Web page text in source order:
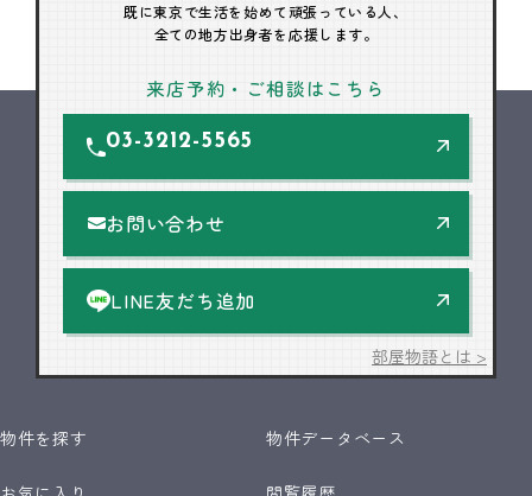
既に東京で生活を始めて頑張っている人、
全ての地方出身者を応援します。
来店予約・ご相談はこちら
03-3212-5565
お問い合わせ
LINE友だち追加
部屋物語とは >
物件を探す 物件データベース